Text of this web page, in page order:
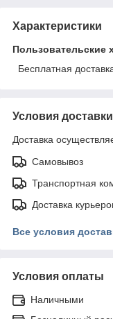
Характеристики
Пользовательские
Бесплатная
Условия доставки
Доставка
Самовывоз
Транспортная
Доставка
Все условия
Условия оплаты
Наличными